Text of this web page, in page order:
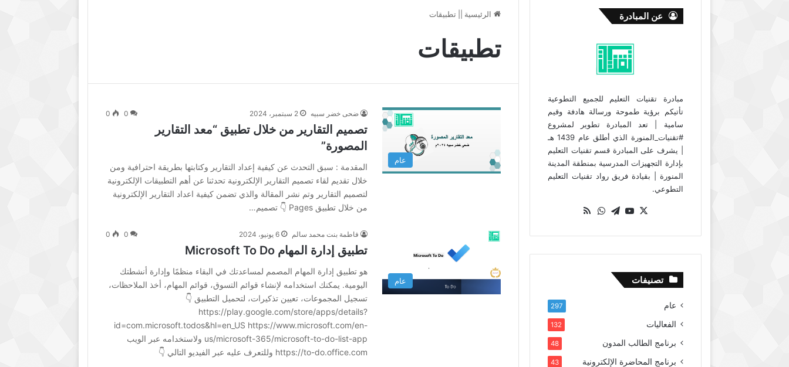
الرئيسية تطبيقات
تطبيقات
عام
ضحى خضر سبيه 2 سبتمبر، 2024 0
0
تصميم التقارير من خلال تطبيق “معد التقارير
المصورة”
المقدمة : سبق التحدث عن كيفية إعداد التقارير وكتابتها بطريقة احترافية ومن
خلال تقديم لقاء تصميم التقارير الإلكترونية تحدثنا عن أهم التطبيقات الإلكترونية
لتصميم التقارير وتم نشر المقالة والذي تضمن كيفية اعداد التقارير الإلكترونية
من خلال تطبيق Pages 👇 تصميم…
عام
فاطمة بنت محمد سالم 6 يونيو، 2024 0
0
تطبيق إدارة المهام Microsoft To Do
هو تطبيق إدارة المهام المصمم لمساعدتك في البقاء منظمًا وإدارة أنشطتك
اليومية. يمكنك استخدامه لإنشاء قوائم التسوق، قوائم المهام، أخذ الملاحظات،
تسجيل المجموعات، تعيين تذكيرات، لتحميل التطبيق 👇
https://play.google.com/store/apps/details?
id=com.microsoft.todos&hl=en_US https://www.microsoft.com/en-
us/microsoft-365/microsoft-to-do-list-app ولاستخدامه عبر الويب
https://to-do.office.com وللتعرف عليه عبر الفيديو التالي 👇
عن المبادرة
مبادرة تقنيات التعليم للجميع التطوعية
تأتيكم برؤية طموحة ورسالة هادفة وقيم
سامية | تعد المبادرة تطوير لمشروع
#تقنيات_المنورة الذي أطلق عام 1439 هـ
| يشرف على المبادرة قسم تقنيات التعليم
بإدارة التجهيزات المدرسية بمنطقة المدينة
المنورة | بقيادة فريق رواد تقنيات التعليم
التطوعي.
‫X
‫YouTube
تيلقرامواتساب
RSS
تصنيفات
عام 297
الفعاليات 132
برنامج الطالب المدون 48
برنامج المحاضرة الإلكترونية 43